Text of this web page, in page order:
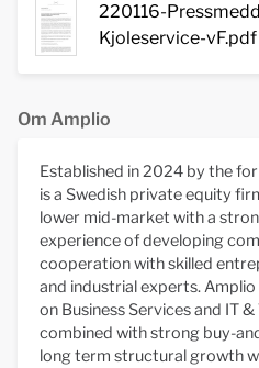
220116-
Kjoleservice-vF.pdf
Om Amplio
Established in 2024 by the
is a Swedish private equity
lower mid-market with a
experience of developing
cooperation with skilled
and industrial experts.
on Business Services and IT
combined with strong buy-
long term structural growth